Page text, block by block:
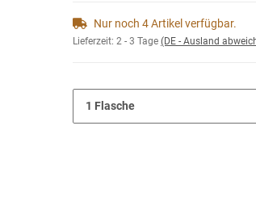
Nur noch 4 Artikel verfügbar.
Lieferzeit: 2 - 3 Tage (DE - Ausland